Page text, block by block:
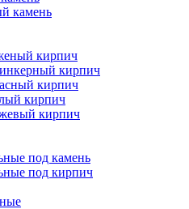
камень
кирпич
кирпич
кирпич
кирпич
кирпич
под камень
под кирпич